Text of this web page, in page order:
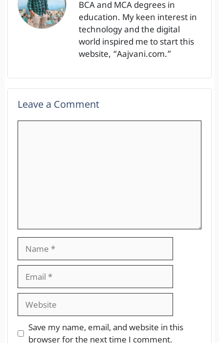
BCA and MCA degrees in
education. My keen interest in
technology and the digital
world inspired me to start this
website, “Aajvani.com.”
Leave a Comment
Save my name, email, and website in this
browser for the next time I comment.